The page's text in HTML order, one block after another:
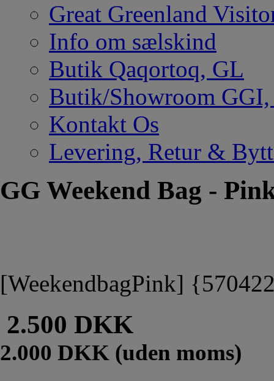
Great Greenland
Info om sælskind
Butik Qaqortoq, GL
Butik/Showroom
Kontakt Os
Levering, Retur &
GG Weekend Bag -
[WeekendbagPink]
2.500 DKK
2.000 DKK (uden moms)